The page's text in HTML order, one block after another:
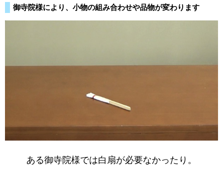
御寺院様により、小物の組み合わせや品物が変わります
ある御寺院様では白扇が必要なかったり。